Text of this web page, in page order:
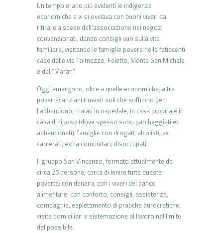
Un tempo erano più evidenti le indigenze
economiche e vi si ovviava con buoni viveri da
ritirare a spese dell’associazione nei negozi
convenzionati, dando consigli vari sulla vita
familiare, visitando le famiglie povere nelle fatiscenti
case delle vie Tolmezzo, Feletto, Monte San Michele
e del “Maran”.
Oggi emergono, oltre a quelle economiche, altre
povertà: anziani rimasti soli che soffrono per
l’abbandono, malati in ospedale, in casa propria e in
casa di riposo (dove spesso sono parcheggiati ed
abbandonati), famiglie con drogati, alcolisti, ex
carcerati, extra comunitari, disoccupati.
Il gruppo San Vincenzo, formato attualmente da
circa 25 persone, cerca di lenire tutte queste
povertà: con denaro, con i viveri del banco
alimentare, con conforto, consigli, assistenza,
compagnia, espletamento di pratiche burocratiche,
visite domiciliari e sistemazione al lavoro nel limite
del possibile.